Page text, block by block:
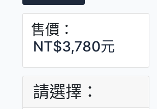
售價：
NT$3,780元
請選擇：